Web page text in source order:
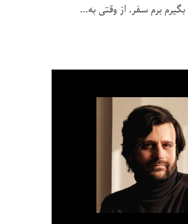
برم سفر. از وقتی به